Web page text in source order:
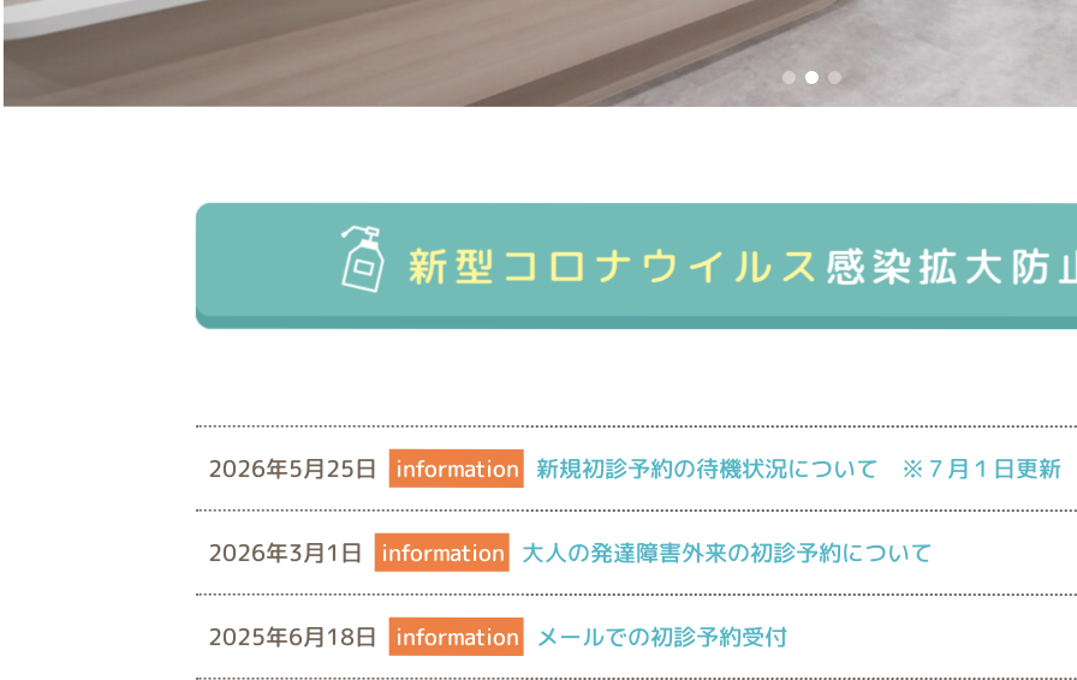
2026年5月25日 information 新規初診予約の待機状況について ※７月１日更新
2026年3月1日 information 大人の発達障害外来の初診予約について
2025年6月18日 information メールでの初診予約受付